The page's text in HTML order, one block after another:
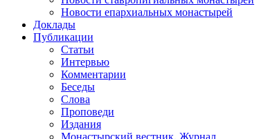
Новости епархиальных монастырей
Доклады
Публикации
Статьи
Интервью
Комментарии
Беседы
Слова
Проповеди
Издания
Монастырский вестник. Журнал